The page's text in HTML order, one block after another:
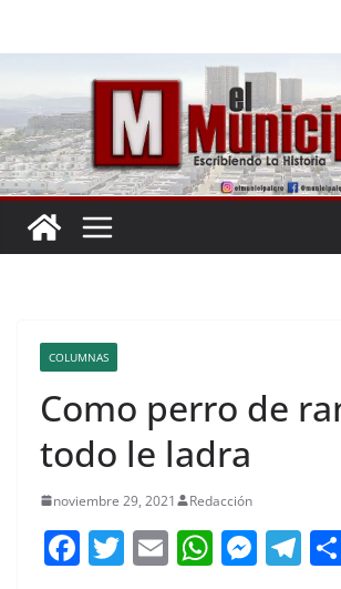
COLUMNAS
Como perro de
todo le ladra
noviembre 29, 2021 Redacción
F T E W M T